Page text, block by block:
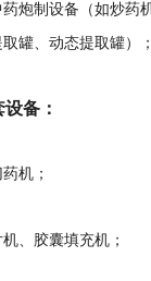
炮制设备（如炒药
罐、动态提取罐）；
备：
药机 ；
、胶囊填充机 ；